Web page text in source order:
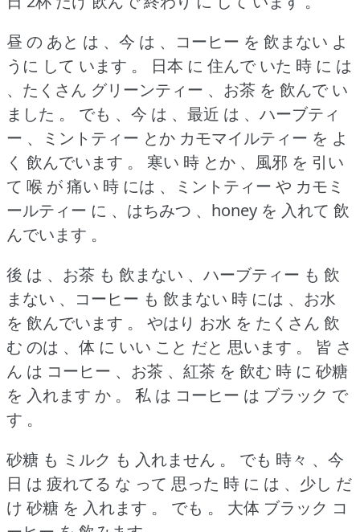
昼 の あと は 、今 は 、コーヒー を 飲まない よ
うに して います 。
日本 に 住んで いた 時 に は
、たくさん グリーンティー 、お茶 を 飲んで い
ました 。
でも 、今 は 、最近 は 、ハーブティ
ー 、ミントティー とか カモマイルティー を よ
く 飲んでいます 。
寒い 時 とか 、風邪 を 引い
て 喉 が 痛い 時 には 、ミントティー や カモミ
ールティー に 、はちみつ 、honey を 入れて 飲
んでいます 。
後 は 、お茶 も 飲まない 、ハーブティー も 飲
まない 、コーヒー も 飲まない 時 には 、お水
を 飲んでいます 。
やはり お水 を たくさん 飲
む のは 、体 に いい こと だと 思います 。
皆 さ
ん は コーヒー 、お茶 、紅茶 を 飲む 時 に 砂糖
を 入れます か 。
私 は コーヒー は ブラック で
す 。
砂糖 も ミルク も 入れません 。
でも 時々 、今
日 は 疲れてる な って 思った 時 に は 、少し だ
け 砂糖 を 入れます 。
でも 。
大体 ブラック コ